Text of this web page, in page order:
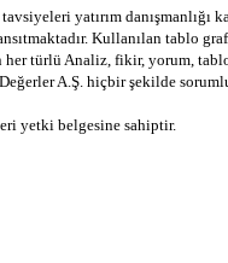
yatırım
Kullanılan tablo
her türlü Analiz, fikir, yorum,
A.Ş. hiçbir şekilde
yetki belgesine sahiptir.